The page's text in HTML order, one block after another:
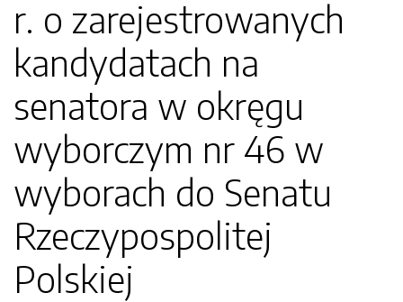
r. o zarejestrowanych
kandydatach na
senatora w okręgu
wyborczym nr 46 w
wyborach do Senatu
Rzeczypospolitej
Polskiej